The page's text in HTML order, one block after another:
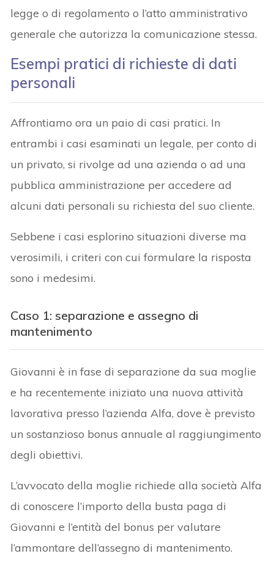
legge o di regolamento o l’atto amministrativo
generale che autorizza la comunicazione stessa.
Esempi pratici di richieste di dati
personali
Affrontiamo ora un paio di casi pratici. In
entrambi i casi esaminati un legale, per conto di
un privato, si rivolge ad una azienda o ad una
pubblica amministrazione per accedere ad
alcuni dati personali su richiesta del suo cliente.
Sebbene i casi esplorino situazioni diverse ma
verosimili, i criteri con cui formulare la risposta
sono i medesimi.
Caso 1: separazione e assegno di
mantenimento
Giovanni è in fase di separazione da sua moglie
e ha recentemente iniziato una nuova attività
lavorativa presso l’azienda Alfa, dove è previsto
un sostanzioso bonus annuale al raggiungimento
degli obiettivi.
L’avvocato della moglie richiede alla società Alfa
di conoscere l’importo della busta paga di
Giovanni e l’entità del bonus per valutare
l’ammontare dell’assegno di mantenimento.